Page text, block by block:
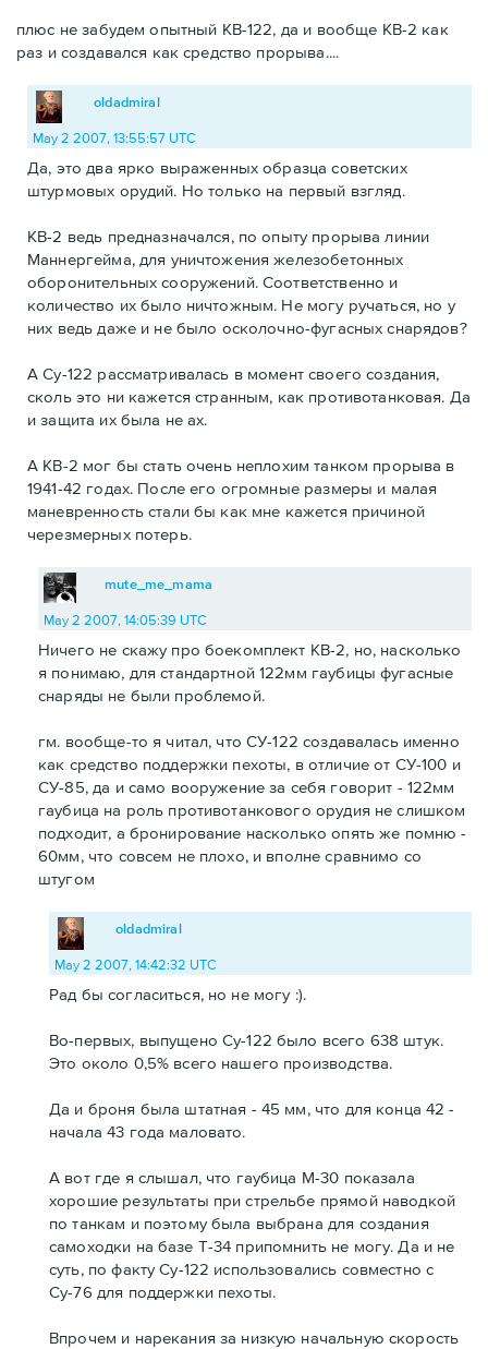
плюс не забудем опытный КВ-122, да и вообще КВ-2 как
раз и создавался как средство прорыва....
oldadmiral
May 2 2007, 13:55:57 UTC
Да, это два ярко выраженных образца советских
штурмовых орудий. Но только на первый взгляд.
КВ-2 ведь предназначался, по опыту прорыва линии
Маннергейма, для уничтожения железобетонных
оборонительных сооружений. Соответственно и
количество их было ничтожным. Не могу ручаться, но у
них ведь даже и не было осколочно-фугасных снарядов?
А Су-122 рассматривалась в момент своего создания,
сколь это ни кажется странным, как противотанковая. Да
и защита их была не ах.
А КВ-2 мог бы стать очень неплохим танком прорыва в
1941-42 годах. После его огромные размеры и малая
маневренность стали бы как мне кажется причиной
черезмерных потерь.
mute_me_mama
May 2 2007, 14:05:39 UTC
Ничего не скажу про боекомплект КВ-2, но, насколько
я понимаю, для стандартной 122мм гаубицы фугасные
снаряды не были проблемой.
гм. вообще-то я читал, что СУ-122 создавалась именно
как средство поддержки пехоты, в отличие от СУ-100 и
СУ-85, да и само вооружение за себя говорит - 122мм
гаубица на роль противотанкового орудия не слишком
подходит, а бронирование насколько опять же помню -
60мм, что совсем не плохо, и вполне сравнимо со
штугом
oldadmiral
May 2 2007, 14:42:32 UTC
Рад бы согласиться, но не могу :).
Во-первых, выпущено Су-122 было всего 638 штук.
Это около 0,5% всего нашего производства.
Да и броня была штатная - 45 мм, что для конца 42 -
начала 43 года маловато.
А вот где я слышал, что гаубица М-30 показала
хорошие результаты при стрельбе прямой наводкой
по танкам и поэтому была выбрана для создания
самоходки на базе Т-34 припомнить не могу. Да и не
суть, по факту Су-122 использовались совместно с
Су-76 для поддержки пехоты.
Впрочем и нарекания за низкую начальную скорость